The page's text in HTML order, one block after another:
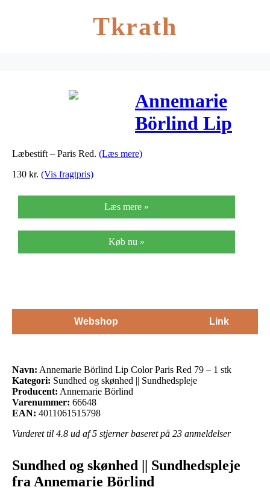
Tkrath
Annemarie
Börlind Lip
Color Paris
Læbestift – Paris Red. (Læs mere)
130 kr. (Vis fragtpris)
Læs mere »
Køb nu »
Webshop Link
Navn: Annemarie Börlind Lip Color Paris Red 79 – 1 stk
Kategori: Sundhed og skønhed || Sundhedspleje
Producent: Annemarie Börlind
Varenummer: 66648
EAN: 4011061515798
Vurderet til 4.8 ud af 5 stjerner baseret på 23 anmeldelser
Sundhed og skønhed || Sundhedspleje
fra Annemarie Börlind